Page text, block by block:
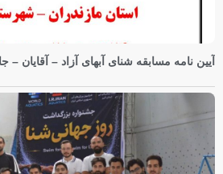
آیین نامه مسابقه شنای آبهای آزاد – آقایان –